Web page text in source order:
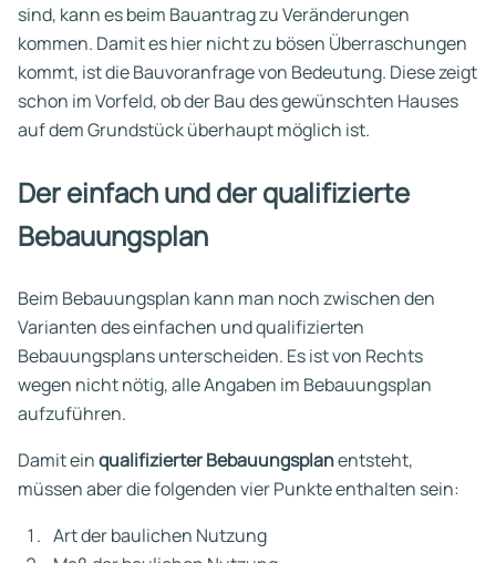
sind, kann es beim Bauantrag zu Veränderungen
kommen. Damit es hier nicht zu bösen Überraschungen
kommt, ist die Bauvoranfrage von Bedeutung. Diese zeigt
schon im Vorfeld, ob der Bau des gewünschten Hauses
auf dem Grundstück überhaupt möglich ist.
Der einfach und der qualifizierte
Bebauungsplan
Beim Bebauungsplan kann man noch zwischen den
Varianten des einfachen und qualifizierten
Bebauungsplans unterscheiden. Es ist von Rechts
wegen nicht nötig, alle Angaben im Bebauungsplan
aufzuführen.
Damit einqualifizierter Bebauungsplanentsteht,
müssen aber die folgenden vier Punkte enthalten sein:
Art der baulichen Nutzung